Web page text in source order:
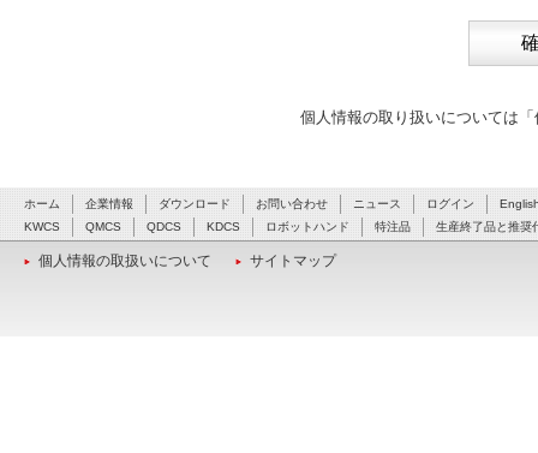
個人情報の取り扱いについては
ホーム 企業情報 ダウンロード お問い合わせ ニュース ログイン
KWCS
QMCS QDCS KDCS ロボットハンド 特注品 生産終了品と推奨
個人情報の取扱いについて サイトマップ